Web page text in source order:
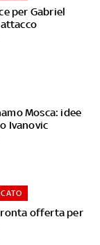
per Gabriel
Mosca: idee
Ivanovic
offerta per